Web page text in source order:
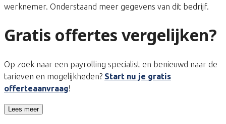
werknemer. Onderstaand meer gegevens van dit bedrijf.
Gratis offertes vergelijken?
Op zoek naar een payrolling specialist en benieuwd naar de
tarieven en mogelijkheden? Start nu je gratis
offerteaanvraag!
Lees meer